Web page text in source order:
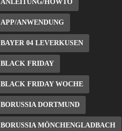
ANLEITUNG/HOWTO
APP/ANWENDUNG
BAYER 04 LEVERKUSEN
BLACK FRIDAY
BLACK FRIDAY WOCHE
BORUSSIA DORTMUND
BORUSSIA MÖNCHENGLADBACH